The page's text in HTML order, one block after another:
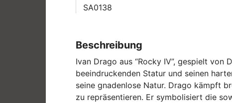
SA0138
Beschreibung
Ivan Drago aus “Rocky IV”, gespielt
beeindruckenden Statur und seinen
seine gnadenlose Natur. Drago kämpft
zu repräsentieren. Er symbolisiert die